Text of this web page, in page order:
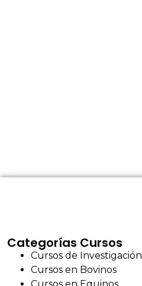
Categorías Cursos
Cursos de Investigación
Cursos en Bovinos